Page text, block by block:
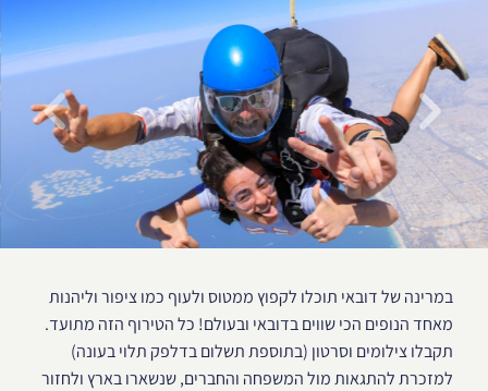
במרינה של דובאי תוכלו לקפוץ ממטוס ולעוף כמו ציפור וליהנות
מאחד הנופים הכי שווים בדובאי ובעולם! כל הטירוף הזה מתועד.
תקבלו צילומים וסרטון (בתוספת תשלום בדלפק תלוי בעונה)
למזכרת להתגאות מול המשפחה והחברים, שנשארו בארץ ולחזור